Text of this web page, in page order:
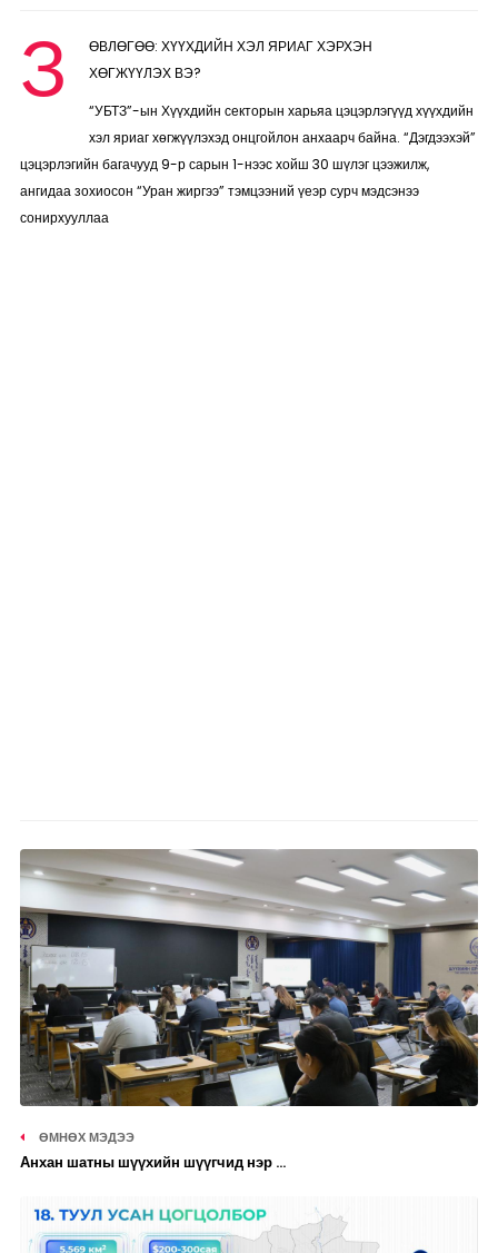
З
ӨВЛӨГӨӨ: ХҮҮХДИЙН ХЭЛ ЯРИАГ ХЭРХЭН
ХӨГЖҮҮЛЭХ ВЭ?
“УБТЗ”-ын Хүүхдийн секторын харьяа цэцэрлэгүүд хүүхдийн
хэл яриаг хөгжүүлэхэд онцгойлон анхаарч байна. “Дэгдээхэй”
цэцэрлэгийн багачууд 9-р сарын 1-нээс хойш 30 шүлэг цээжилж,
ангидаа зохиосон “Уран жиргээ” тэмцээний үеэр сурч мэдсэнээ
сонирхууллаа
ӨМНӨХ МЭДЭЭ
Анхан шатны шүүхийн шүүгчид нэр ...